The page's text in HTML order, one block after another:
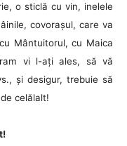
o sticlă cu vin, inelele
covorașul, care va
Mântuitorul, cu Maica
vi l-ați ales, să vă
și desigur, trebuie să
celălalt!